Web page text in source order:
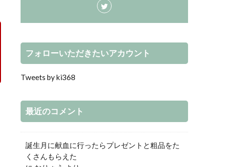
フォローいただきたいアカウント
Tweets by ki368
最近のコメント
誕生月に献血に行ったらプレゼントと粗品をた
くさんもらえた